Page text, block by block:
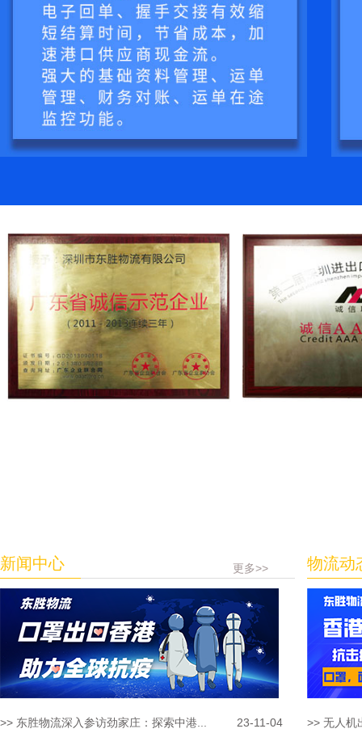
新闻中心 更多>>
>> 东胜物流深入参访劲家庄：探索中港... 23-11-04
物流动
>> 无人机